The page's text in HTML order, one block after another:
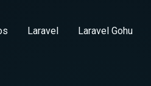
Laravel Laravel Gohu